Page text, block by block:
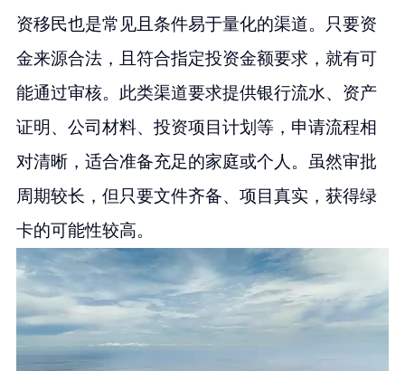
资移民也是常见且条件易于量化的渠道。只要资
金来源合法，且符合指定投资金额要求，就有可
能通过审核。此类渠道要求提供银行流水、资产
证明、公司材料、投资项目计划等，申请流程相
对清晰，适合准备充足的家庭或个人。虽然审批
周期较长，但只要文件齐备、项目真实，获得绿
卡的可能性较高。